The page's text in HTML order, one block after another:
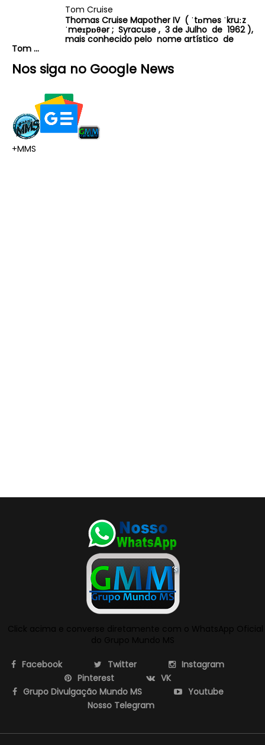
Tom Cruise
Thomas Cruise Mapother IV ( ˈtɒməs ˈkruːz
ˈmeɪpɒθər ; Syracuse , 3 de Julho de 1962 ),
mais conhecido pelo nome artístico de
Tom ...
Nos siga no Google News
+MMS
Facebook Twitter
Instagram
Pinterest
VK
Grupo Divulgação Mundo MS
Youtube
Nosso Telegram